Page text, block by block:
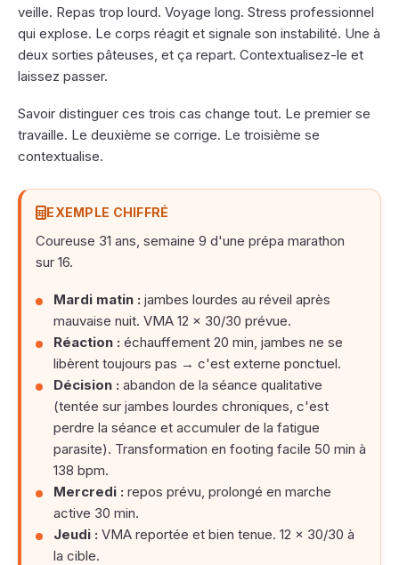
veille. Repas trop lourd. Voyage long. Stress professionnel
qui explose. Le corps réagit et signale son instabilité. Une à
deux sorties pâteuses, et ça repart. Contextualisez-le et
laissez passer.
Savoir distinguer ces trois cas change tout. Le premier se
travaille. Le deuxième se corrige. Le troisième se
contextualise.
EXEMPLE CHIFFRÉ
Coureuse 31 ans, semaine 9 d'une prépa marathon
sur 16.
Mardi matin : jambes lourdes au réveil après
mauvaise nuit. VMA 12 × 30/30 prévue.
Réaction : échauffement 20 min, jambes ne se
libèrent toujours pas → c'est externe ponctuel.
Décision : abandon de la séance qualitative
(tentée sur jambes lourdes chroniques, c'est
perdre la séance et accumuler de la fatigue
parasite). Transformation en footing facile 50 min à
138 bpm.
Mercredi : repos prévu, prolongé en marche
active 30 min.
Jeudi : VMA reportée et bien tenue. 12 × 30/30 à
la cible.